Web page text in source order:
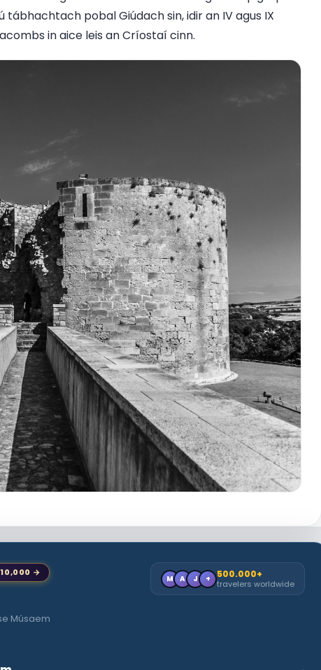
pobal Giúdach sin, idir an IV agus IX
in aice leis an Críostaí cinn.
→
Músaem
M A J + 500.000+
travelers worldwide